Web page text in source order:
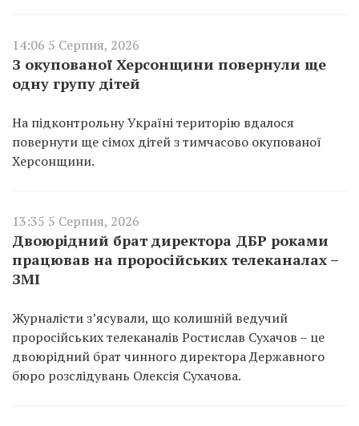
14:06 5 Серпня, 2026
З окупованої Херсонщини повернули ще
одну групу дітей
На підконтрольну Україні територію вдалося
повернути ще сімох дітей з тимчасово окупованої
Херсонщини.
13:35 5 Серпня, 2026
Двоюрідний брат директора ДБР роками
працював на проросійських телеканалах –
ЗМІ
Журналісти з’ясували, що колишній ведучий
проросійських телеканалів Ростислав Сухачов – це
двоюрідний брат чинного директора Державного
бюро розслідувань Олексія Сухачова.